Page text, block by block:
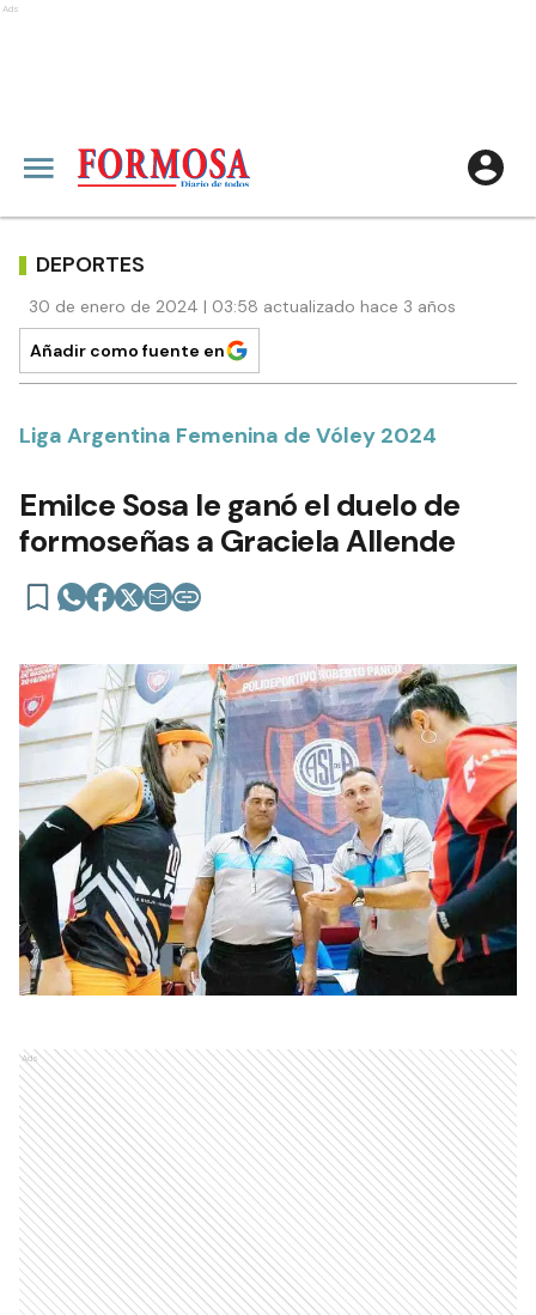
Ads
DEPORTES
30 de enero de 2024 | 03:58 actualizado hace 3 años
Añadir como fuente en
Liga Argentina Femenina de Vóley 2024
Emilce Sosa le ganó el duelo de
formoseñas a Graciela Allende
Ads